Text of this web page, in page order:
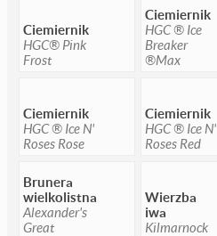
Ciemiernik
HGC® Pink
Frost
Ciemiernik
HGC ® Ice
Breaker
®Max
Ciemiernik
HGC ® Ice N'
Roses Rose
Ciemiernik
HGC ® Ice N'
Roses Red
Brunera
wielkolistna
Alexander's
Great
Wierzba
iwa
Kilmarnock